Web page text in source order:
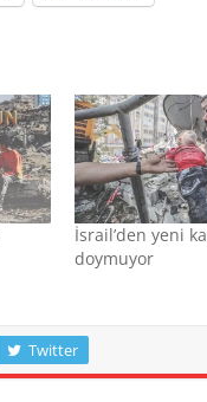
İsrail’den yeni
doymuyor
Twitter